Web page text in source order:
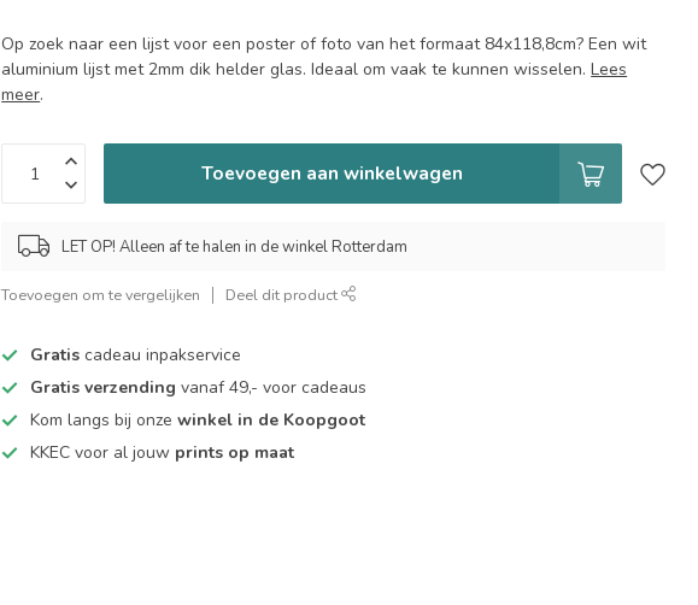
Op zoek naar een lijst voor een poster of foto van het formaat 84x118,8cm? Een wit
aluminium lijst met 2mm dik helder glas. Ideaal om vaak te kunnen wisselen.Lees
meer.
Toevoegen aan winkelwagen
LET OP! Alleen af te halen in de winkel Rotterdam
Toevoegen om te vergelijken Deel dit product
Gratis cadeau inpakservice
Gratis verzending vanaf 49,- voor cadeaus
Kom langs bij onzewinkel in de Koopgoot
KKEC voor al jouw prints op maat